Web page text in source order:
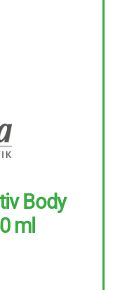
Body
ml